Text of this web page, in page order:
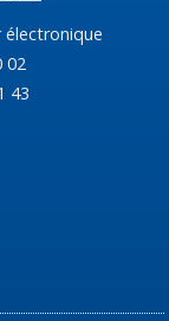
électronique
02
43